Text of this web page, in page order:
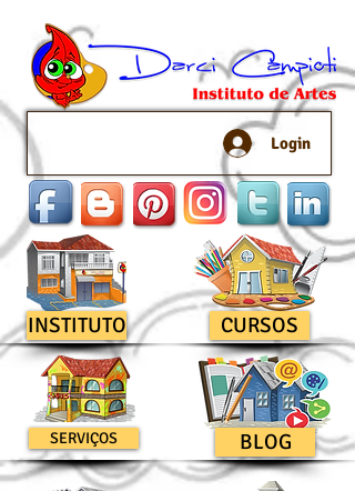
Login
INSTITUTO
SERVIÇOS
CURSOS
BLOG